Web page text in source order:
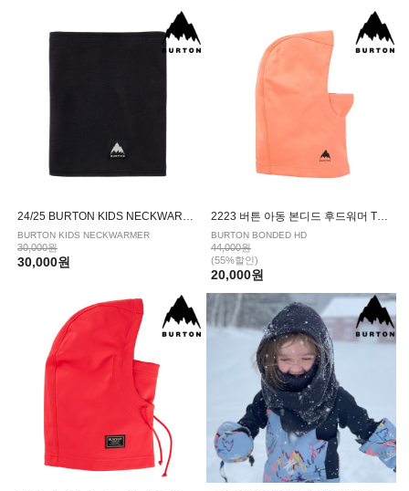
24/25 BURTON KIDS NECKWARMER_TRUE BLACK (버튼 아동용 넥워머)
BURTON KIDS NECKWARMER
30,000원
30,000원
2223 버튼 아동 본디드 후드워머 TETRA ORANGE
BURTON BONDED HD
44,000원
(55%할인)
20,000원